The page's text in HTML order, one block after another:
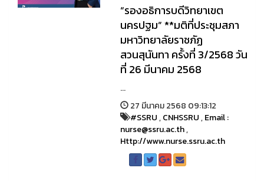
“รองอธิการบดีวิทยาเขต
นครปฐม” **มติที่ประชุมสภา
มหาวิทยาลัยราชภัฏ
สวนสุนันทา ครั้งที่ 3/2568 วัน
ที่ 26 มีนาคม 2568
...
27 มีนาคม 2568 09:13:12
#SSRU,CNHSSRU,Email :
nurse@ssru.ac.th,
Http://www.nurse.ssru.ac.th